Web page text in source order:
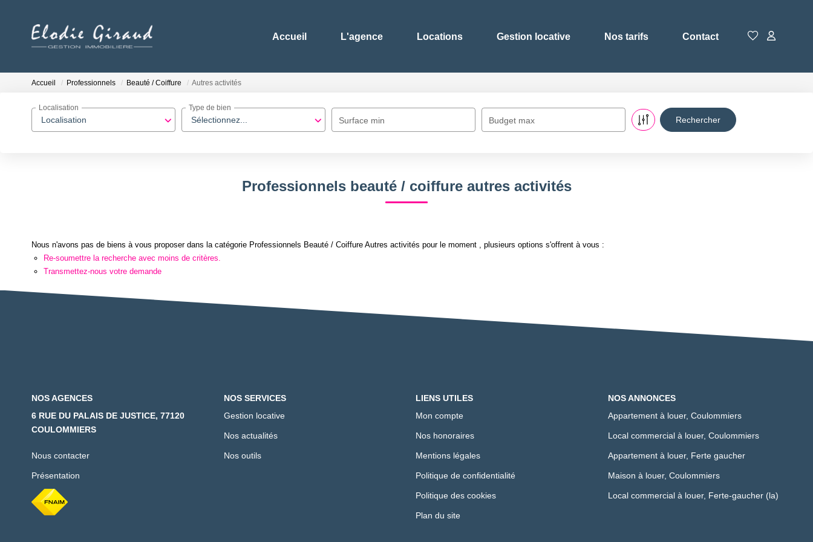
Accueil L'agence Locations Gestion locative Nos tarifs Contact
Accueil Professionnels Beauté / Coiffure Autres activités
Localisation
Localisation
Sélectionnez...
Type de bien
Surface min Budget max
Professionnels beauté / coiffure autres activités
Nous n'avons pas de biens à vous proposer dans la catégorie Professionnels Beauté / Coiffure Autres activités pour le moment , plusieurs options s'offrent à vous :
Re-soumettre la recherche avec moins de critères.
Transmettez-nous votre demande
NOS AGENCES
6 RUE DU PALAIS DE JUSTICE, 77120
COULOMMIERS
Nous contacter
Présentation
NOS SERVICES
Gestion locative
Nos actualités
Nos outils
LIENS UTILES
Mon compte
Nos honoraires
Mentions légales
Politique de confidentialité
Politique des cookies
Plan du site
NOS ANNONCES
Appartement à louer, Coulommiers
Local commercial à louer, Coulommiers
Appartement à louer, Ferte gaucher
Maison à louer, Coulommiers
Local commercial à louer, Ferte-gaucher (la)